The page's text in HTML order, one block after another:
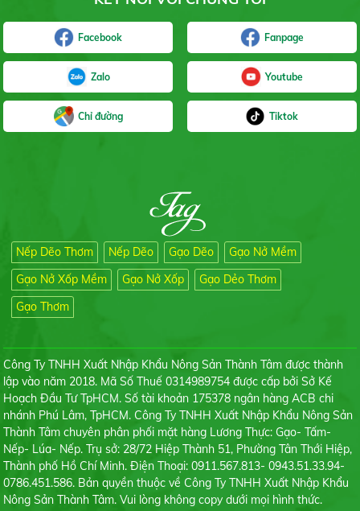
Liên hệ
Gạo Lài Sữa
Liên hệ
Gạo Tài Nguyên Chợ Đào
Liên hệ
Tấm Tài Nguyên
Facebook Fanpage
Zalo Youtube
Chỉ đường Tiktok
Nếp Dẽo Thơm Nếp Dẽo Gạo Dẽo
Gạo Nở Mềm
Gạo Nở Xốp Mềm
Gạo Nở Xốp
Gạo Dẻo Thơm
Gạo Thơm
Công Ty TNHH Xuất Nhập Khẩu Nông Sản Thành Tâm được thành
lập vào năm 2018. Mã Số Thuế 0314989754 được cấp bởi Sở Kế
Hoạch Đầu Tư TpHCM. Số tài khoản 175378 ngân hàng ACB chi
nhánh Phú Lâm, TpHCM. Công Ty TNHH Xuất Nhập Khẩu Nông Sản
Thành Tâm chuyên phân phối mặt hàng Lương Thực: Gạo- Tấm-
Nếp- Lúa- Nếp. Trụ sở: 28/72 Hiệp Thành 51, Phường Tân Thới Hiệp,
Thành phố Hồ Chí Minh. Điện Thoại: 0911.567.813- 0943.51.33.94-
0786.451.586. Bản quyền thuộc về Công Ty TNHH Xuất Nhập Khẩu
Nông Sản Thành Tâm. Vui lòng không copy dưới mọi hình thức.